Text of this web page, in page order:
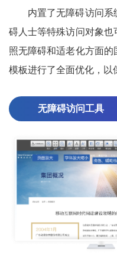
内置了无障碍访问
碍人士等特殊访问对象
照无障碍和适老化方面
模板进行了全面优化，以
无障碍访问工具